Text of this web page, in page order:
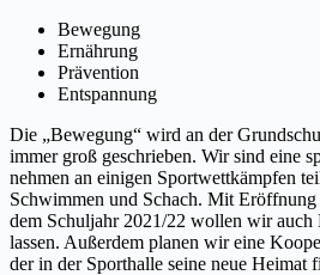
Bewegung
Ernährung
Prävention
Entspannung
Die „Bewegung“ wird an der
immer groß geschrieben. Wir sind eine
nehmen an einigen Sportwettkämpfen
Schwimmen und Schach. Mit Eröffnung
dem Schuljahr 2021/22 wollen wir auch
lassen. Außerdem planen wir eine
der in der Sporthalle seine neue Heimat